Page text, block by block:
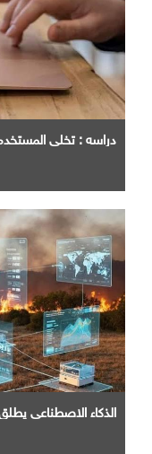
دراسه : تخلي
الذكاء الاصطناعي يطلق